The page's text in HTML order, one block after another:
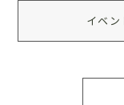
イベン